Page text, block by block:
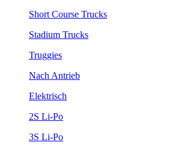
Short Course Trucks
Stadium Trucks
Truggies
Nach Antrieb
Elektrisch
2S Li-Po
3S Li-Po